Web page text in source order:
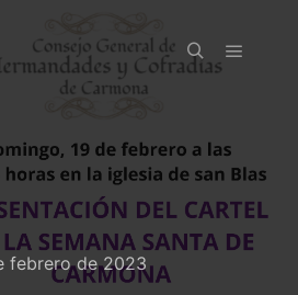
Buscar
febrero de 2023